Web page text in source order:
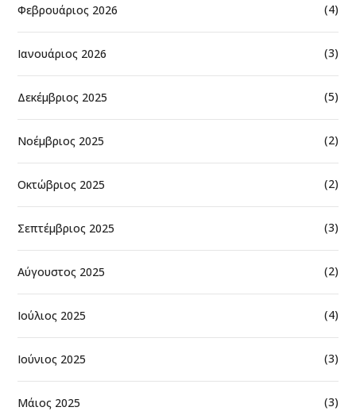
Φεβρουάριος 2026 (4)
Ιανουάριος 2026 (3)
Δεκέμβριος 2025 (5)
Νοέμβριος 2025 (2)
Οκτώβριος 2025 (2)
Σεπτέμβριος 2025 (3)
Αύγουστος 2025 (2)
Ιούλιος 2025 (4)
Ιούνιος 2025 (3)
Μάιος 2025 (3)